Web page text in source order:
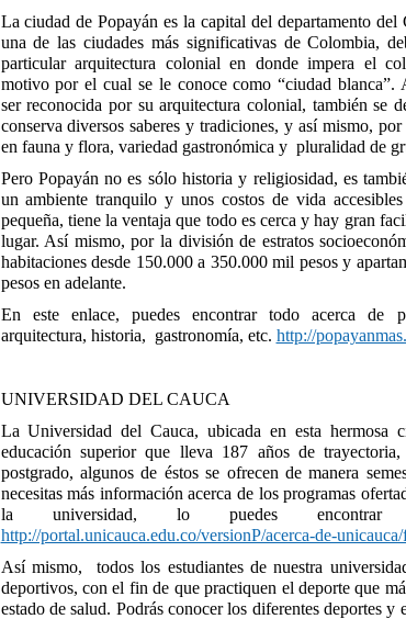
La ciudad de Popayán es la capital del departamento del
una de las ciudades más significativas de Colombia,
particular arquitectura colonial en donde impera el
motivo por el cual se le conoce como “ciudad blanca”.
ser reconocida por su arquitectura colonial, también se
conserva diversos saberes y tradiciones, y así mismo,
en fauna y flora, variedad gastronómica y pluralidad de
Pero Popayán no es sólo historia y religiosidad, es
un ambiente tranquilo y unos costos de vida
pequeña, tiene la ventaja que todo es cerca y hay gran
lugar. Así mismo, por la división de estratos
habitaciones desde 150.000 a 350.000 mil pesos y
pesos en adelante.
En este enlace, puedes encontrar todo acerca de
arquitectura, historia, gastronomía, etc. http://
UNIVERSIDAD DEL CAUCA
La Universidad del Cauca, ubicada en esta hermosa
educación superior que lleva 187 años de
postgrado, algunos de éstos se ofrecen de manera
necesitas más información acerca de los programas
la universidad, lo puedes
http://portal.unicauca.edu.co/versionP/acerca-de-unicauca/
Así mismo, todos los estudiantes de nuestra
deportivos, con el fin de que practiquen el deporte que
estado de salud. Podrás conocer los diferentes deportes